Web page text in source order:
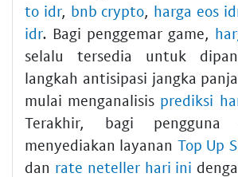
to idr, bnb crypto, harga eos
idr. Bagi penggemar game,
selalu tersedia untuk
langkah antisipasi jangka
mulai menganalisis prediksi
Terakhir, bagi
menyediakan layanan Top Up
dan rate neteller hari ini